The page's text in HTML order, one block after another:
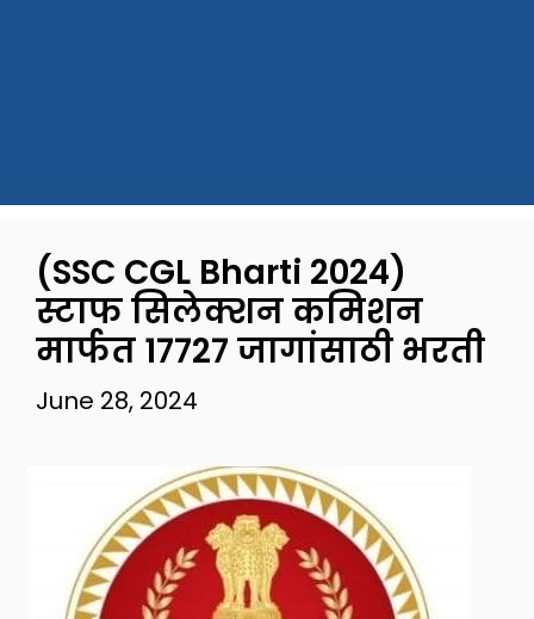
(SSC CGL Bharti 2024)
स्टाफ सिलेक्शन कमिशन
मार्फत 17727 जागांसाठी भरती
June 28, 2024